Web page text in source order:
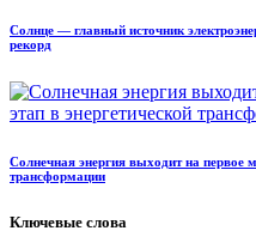
Солнце — главный источник
рекорд
Солнечная энергия выходит на первое
трансформации
Ключевые слова